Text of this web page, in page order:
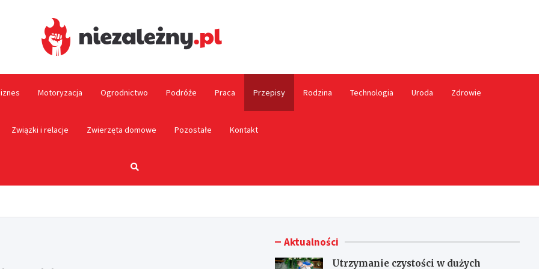
Motoryzacja Ogrodnictwo Podróże Praca Przepisy Rodzina Technologia Uroda Zdrowie
Związki i relacje Zwierzęta domowe Pozostałe Kontakt
Aktualności
Utrzymanie czystości w dużych